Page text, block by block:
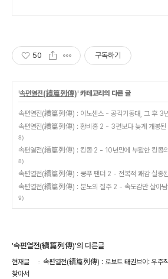
50 구독하기
'속편열전(續篇列傳)' 카테고리의 다른 글
속편열전(續篇列傳) : 이노센스 - 공각기동대, 그 후 3
속편열전(續篇列傳) : 황비홍 2 - 3편보다 늦게 개봉된
8)
속편열전(續篇列傳) : 킹콩 2 - 10년만에 부활한 킹콩
8)
속편열전(續篇列傳) : 쿵푸 팬더 2 - 전복적 쾌감 실종
속편열전(續篇列傳) : 분노의 질주 2 - 속도감만 살아
9)
'속편열전(續篇列傳)'의 다른글
현재글
속편열전(續篇列傳) : 로보트 태권브이: 우주
찾아서